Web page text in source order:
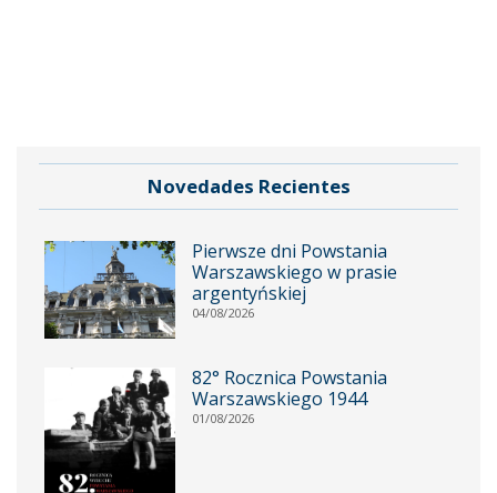
Novedades Recientes
Pierwsze dni Powstania
Warszawskiego w prasie
argentyńskiej
04/08/2026
82° Rocznica Powstania
Warszawskiego 1944
01/08/2026